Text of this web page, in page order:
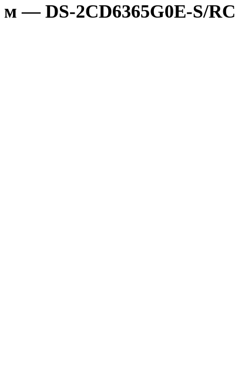
— DS-2CD6365G0E-S/RC